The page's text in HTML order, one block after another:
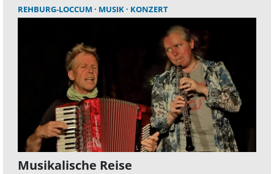
REHBURG-LOCCUM MUSIK KONZERT
Musikalische Reise